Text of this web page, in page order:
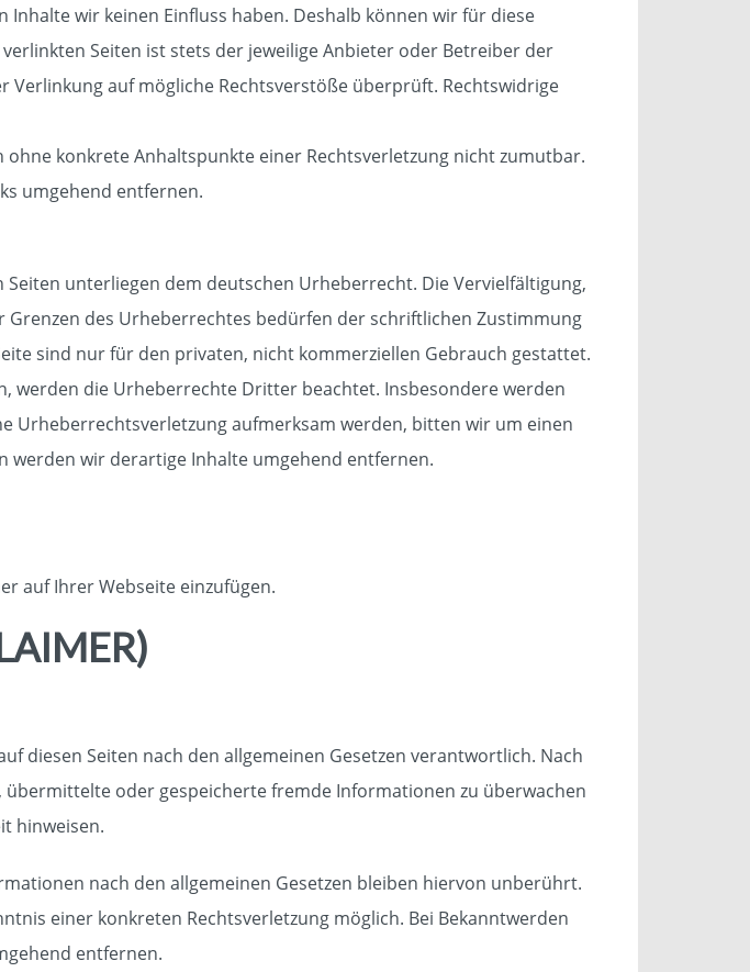
wir keinen Einfluss haben. Deshalb können wir für diese
Seiten ist stets der jeweilige Anbieter oder Betreiber der
auf mögliche Rechtsverstöße überprüft. Rechtswidrige
konkrete Anhaltspunkte einer Rechtsverletzung nicht zumutbar.
umgehend entfernen.
unterliegen dem deutschen Urheberrecht. Die Vervielfältigung,
des Urheberrechtes bedürfen der schriftlichen Zustimmung
sind nur für den privaten, nicht kommerziellen Gebrauch gestattet.
werden die Urheberrechte Dritter beachtet. Insbesondere werden
Urheberrechtsverletzung aufmerksam werden, bitten wir um einen
werden wir derartige Inhalte umgehend entfernen.
auf Ihrer Webseite einzufügen.
diesen Seiten nach den allgemeinen Gesetzen verantwortlich. Nach
oder gespeicherte fremde Informationen zu überwachen
hinweisen.
nach den allgemeinen Gesetzen bleiben hiervon unberührt.
einer konkreten Rechtsverletzung möglich. Bei Bekanntwerden
entfernen.